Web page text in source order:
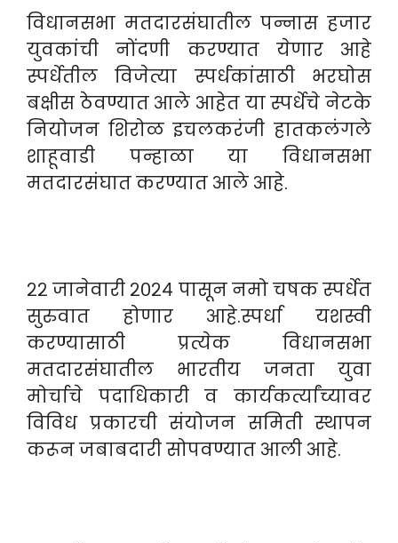
विधानसभा मतदारसंघातील पन्नास हजार
युवकांची नोंदणी करण्यात येणार आहे
स्पर्धेतील विजेत्या स्पर्धकांसाठी भरघोस
बक्षीस ठेवण्यात आले आहेत या स्पर्धेचे नेटके
नियोजन शिरोळ इचलकरंजी हातकलंगले
शाहूवाडी पन्हाळा या विधानसभा
मतदारसंघात करण्यात आले आहे.
२२ जानेवारी २०२४ पासून नमो चषक स्पर्धेत
सुरुवात होणार आहे.स्पर्धा यशस्वी
करण्यासाठी प्रत्येक विधानसभा
मतदारसंघातील भारतीय जनता युवा
मोर्चाचे पदाधिकारी व कार्यकर्त्यांच्यावर
विविध प्रकारची संयोजन समिती स्थापन
करून जबाबदारी सोपवण्यात आली आहे.